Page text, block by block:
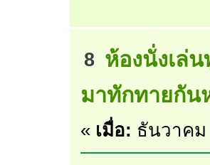
8 ห้องนั่งเล่น
มาทักทายกัน
« เมื่อ: ธันวาคม